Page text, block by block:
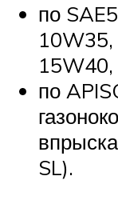
по
по
SL).